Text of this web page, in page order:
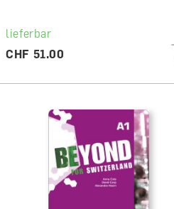
lieferbar
CHF 51.00